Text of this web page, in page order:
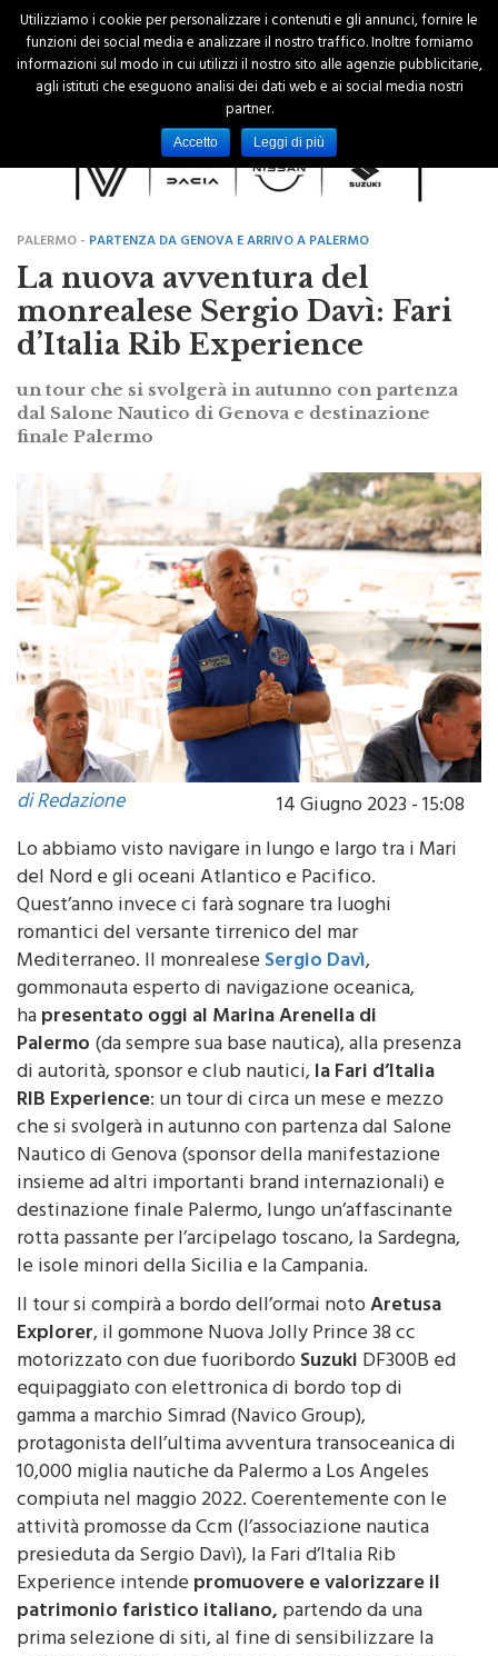
PALERMO - PARTENZA DA GENOVA E ARRIVO A PALERMO
La nuova avventura del
monrealese Sergio Davì: Fari
d’Italia Rib Experience
un tour che si svolgerà in autunno con partenza
dal Salone Nautico di Genova e destinazione
finale Palermo
di Redazione
14 Giugno 2023 - 15:08
Lo abbiamo visto navigare in lungo e largo tra i Mari
del Nord e gli oceani Atlantico e Pacifico.
Quest’anno invece ci farà sognare tra luoghi
romantici del versante tirrenico del mar
Mediterraneo. Il monrealeseSergio Davì,
gommonauta esperto di navigazione oceanica,
hapresentato oggi al Marina Arenella di
Palermo(da sempre sua base nautica), alla presenza
di autorità, sponsor e club nautici,la Fari d’Italia
RIB Experience: un tour di circa un mese e mezzo
che si svolgerà in autunno con partenza dal Salone
Nautico di Genova (sponsor della manifestazione
insieme ad altri importanti brand internazionali) e
destinazione finale Palermo, lungo un’affascinante
rotta passante per l’arcipelago toscano, la Sardegna,
le isole minori della Sicilia e la Campania.
Il tour si compirà a bordo dell’ormai notoAretusa
Explorer, il gommone Nuova Jolly Prince 38 cc
motorizzato con due fuoribordoSuzukiDF300B ed
equipaggiato con elettronica di bordo top di
gamma a marchio Simrad (Navico Group),
protagonista dell’ultima avventura transoceanica di
10,000 miglia nautiche da Palermo a Los Angeles
compiuta nel maggio 2022. Coerentemente con le
attività promosse da Ccm (l’associazione nautica
presieduta da Sergio Davì), la Fari d’Italia Rib
Experience intendepromuovere e valorizzare il
patrimonio faristico italiano,partendo da una
prima selezione di siti, al fine di sensibilizzare la
Utilizziamo i cookie per personalizzare i contenuti e gli annunci, fornire le
funzioni dei social media e analizzare il nostro traffico. Inoltre forniamo
informazioni sul modo in cui utilizzi il nostro sito alle agenzie pubblicitarie,
agli istituti che eseguono analisi dei dati web e ai social media nostri
partner.
Accetto Leggi di più